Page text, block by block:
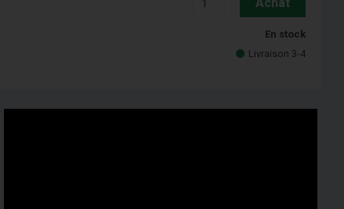
En stock
Livraison 3-4